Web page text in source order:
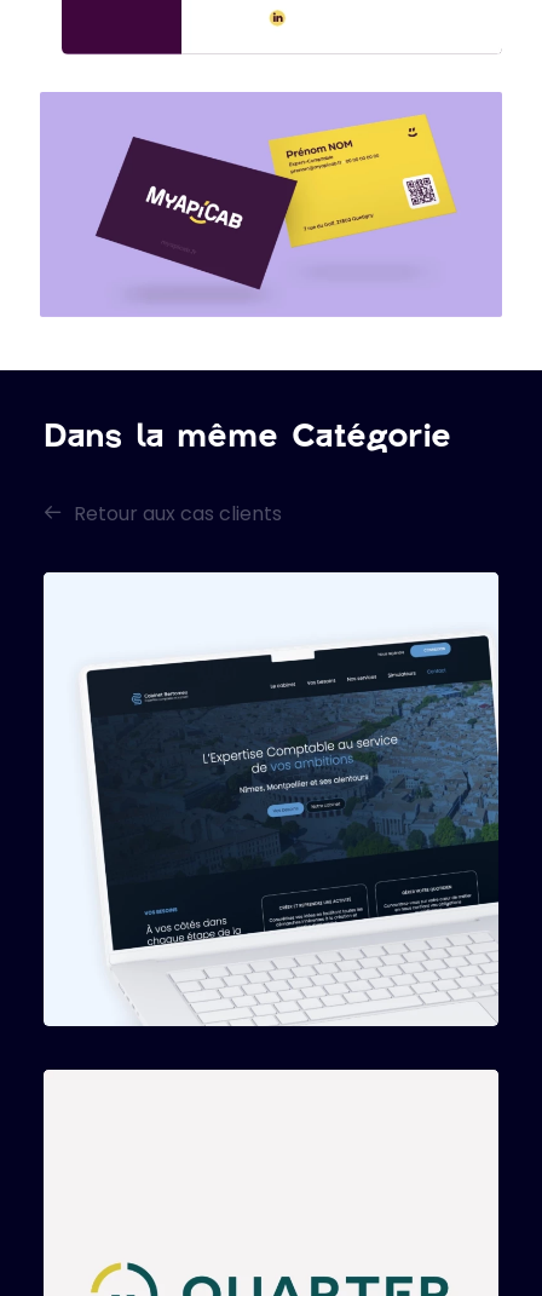
Dans la même Catégorie
Retour aux cas clients